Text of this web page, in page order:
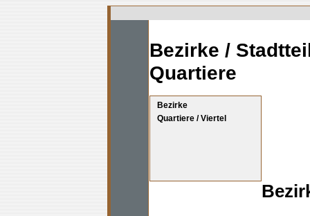
Bezirke /
Quartiere
Bezirke
Quartiere / Viertel